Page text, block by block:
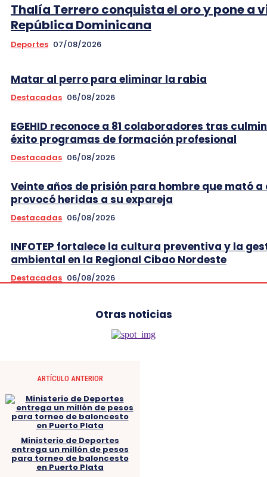
Thalía Terrero conquista el oro y pone a
República Dominicana
Deportes 07/08/2026
Matar al perro para eliminar la rabia
Destacadas 06/08/2026
EGEHID reconoce a 81 colaboradores tras
éxito programas de formación profesional
Destacadas 06/08/2026
Veinte años de prisión para hombre que mató a
provocó heridas a su expareja
Destacadas 06/08/2026
INFOTEP fortalece la cultura preventiva y la
ambiental en la Regional Cibao Nordeste
Destacadas 06/08/2026
Otras noticias
ARTÍCULO ANTERIOR
Ministerio de Deportes
entrega un millón de pesos
para torneo de baloncesto
en Puerto Plata